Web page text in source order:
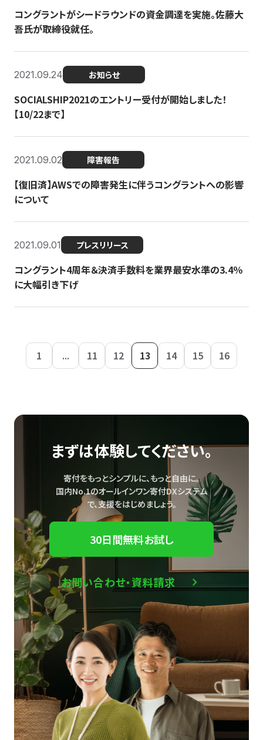
コングラントがシードラウンドの資金調達を実施。佐藤大
吾氏が取締役就任。
2021.09.24 お知らせ
SOCIALSHIP2021のエントリー受付が開始しました！
【10/22まで】
2021.09.02 障害報告
【復旧済】AWSでの障害発生に伴うコングラントへの影響
について
2021.09.01 プレスリリース
コングラント4周年＆決済手数料を業界最安水準の3.4％
に大幅引き下げ
1 ... 11 12 13 14 15 16
まずは体験してください。
寄付をもっとシンプルに、もっと自由に。
国内No.1のオールインワン寄付DXシステム
で、支援をはじめましょう。
30日間無料お試し
お問い合わせ・資料請求